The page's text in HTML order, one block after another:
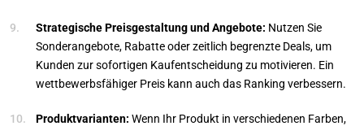
Strategische Preisgestaltung und Angebote: Nutzen Sie
Sonderangebote, Rabatte oder zeitlich begrenzte Deals, um
Kunden zur sofortigen Kaufentscheidung zu motivieren. Ein
wettbewerbsfähiger Preis kann auch das Ranking verbessern.
Produktvarianten: Wenn Ihr Produkt in verschiedenen Farben,